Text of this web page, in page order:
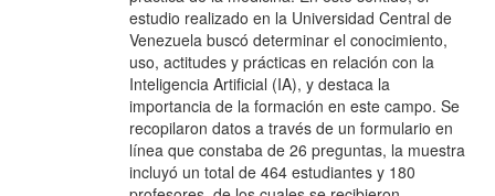
estudio realizado en la Universidad Central de
Venezuela buscó determinar el conocimiento,
uso, actitudes y prácticas en relación con la
Inteligencia Artificial (IA), y destaca la
importancia de la formación en este campo. Se
recopilaron datos a través de un formulario en
línea que constaba de 26 preguntas, la muestra
incluyó un total de 464 estudiantes y 180